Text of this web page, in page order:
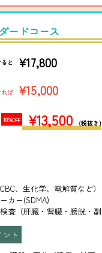
ードコース
ると¥17,800
れば ¥15,000
10%OFF ¥13,500 (税抜き)
、生化学、電解質など）
カー(SDMA)
査（肝臓・腎臓・膀胱・副
ント